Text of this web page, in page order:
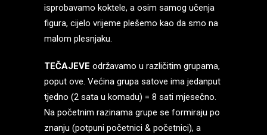
isprobavamo koktele, a osim samog učenja
figura, cijelo vrijeme plešemo kao da smo na
malom plesnjaku.
TEČAJEVE održavamo u različitim grupama,
poput ove. Većina grupa satove ima jedanput
tjedno (2 sata u komadu) = 8 sati mjesečno.
Na početnim razinama grupe se formiraju po
znanju (potpuni početnici & početnici), a